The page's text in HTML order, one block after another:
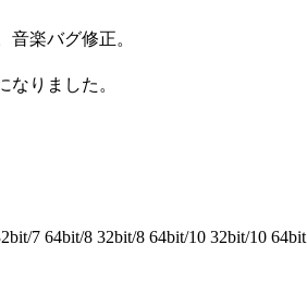
楽バグ修正。
りました。
7 64bit/8 32bit/8 64bit/10 32bit/10 64bit